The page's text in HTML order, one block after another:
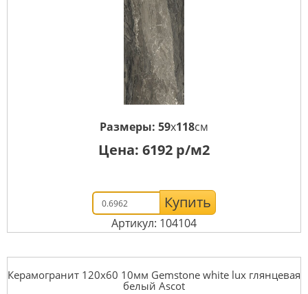
Размеры: 59x118см
Цена: 6192 р/м2
Купить
Артикул: 104104
Керамогранит 120x60 10мм Gemstone white lux глянцевая
белый Ascot